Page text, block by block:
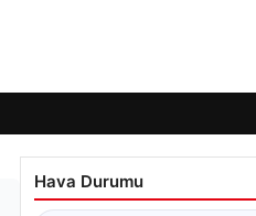
Hava Durumu